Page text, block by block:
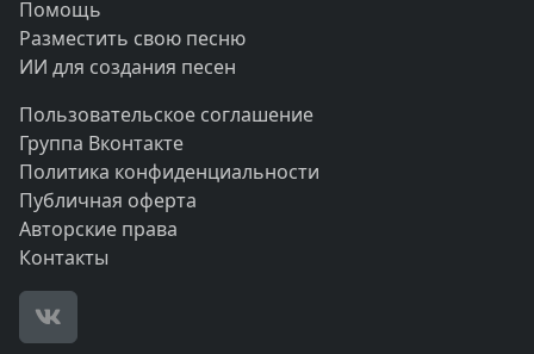
Помощь
Разместить свою песню
ИИ для создания песен
Пользовательское соглашение
Группа Вконтакте
Политика конфиденциальности
Публичная оферта
Авторские права
Контакты